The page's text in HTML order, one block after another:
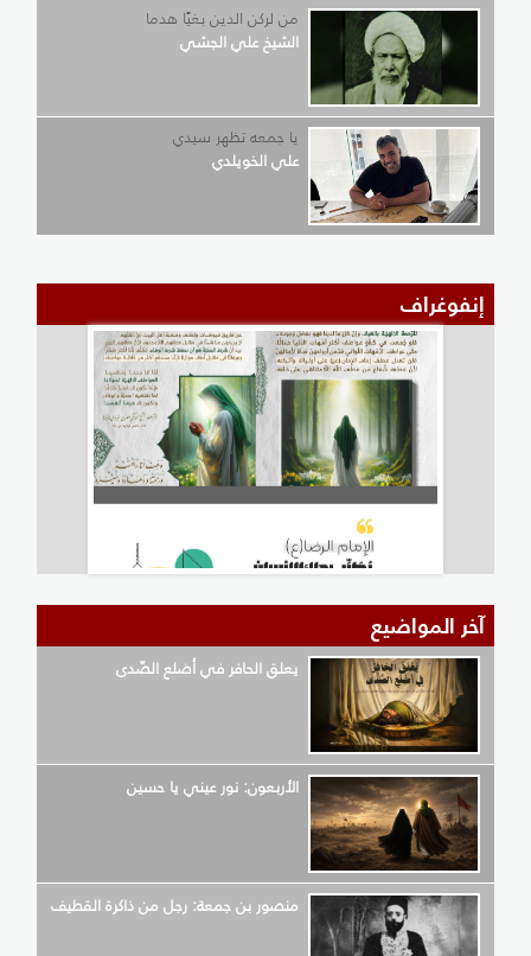
من لركن الدين بغيًا هدما
الشيخ علي الجشي
يا جمعه تظهر سيدي
علي الخويلدي
إنفوغراف
آخر المواضيع
يعلق الحافر في أضلع الصّدى
الأربعون: نور عيني يا حسين
منصور بن جمعة: رجل من ذاكرة القطيف